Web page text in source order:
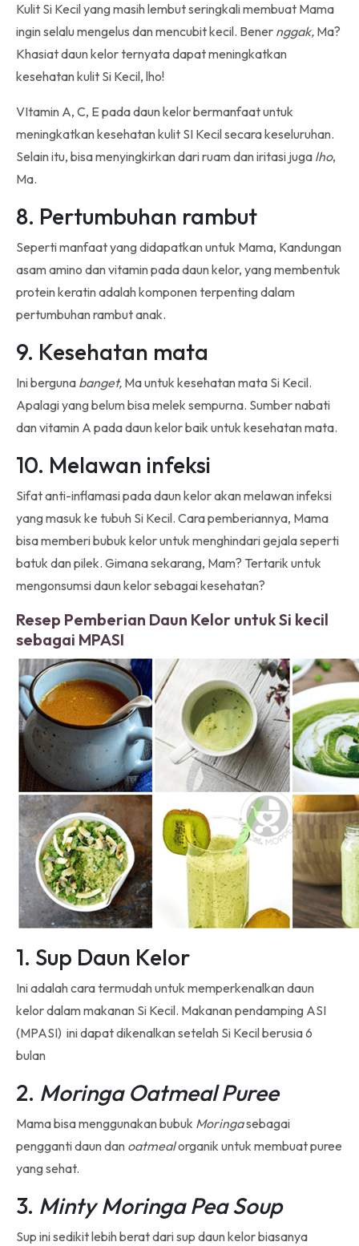
Kulit Si Kecil yang masih lembut seringkali membuat Mama
ingin selalu mengelus dan mencubit kecil. Bener nggak, Ma?
Khasiat daun kelor ternyata dapat meningkatkan
kesehatan kulit Si Kecil, lho!
VItamin A, C, E pada daun kelor bermanfaat untuk
meningkatkan kesehatan kulit SI Kecil secara keseluruhan.
Selain itu, bisa menyingkirkan dari ruam dan iritasi juga lho,
Ma.
8. Pertumbuhan rambut
Seperti manfaat yang didapatkan untuk Mama, Kandungan
asam amino dan vitamin pada daun kelor, yang membentuk
protein keratin adalah komponen terpenting dalam
pertumbuhan rambut anak.
9. Kesehatan mata
Ini berguna banget, Ma untuk kesehatan mata Si Kecil.
Apalagi yang belum bisa melek sempurna. Sumber nabati
dan vitamin A pada daun kelor baik untuk kesehatan mata.
10. Melawan infeksi
Sifat anti-inflamasi pada daun kelor akan melawan infeksi
yang masuk ke tubuh Si Kecil. Cara pemberiannya, Mama
bisa memberi bubuk kelor untuk menghindari gejala seperti
batuk dan pilek. Gimana sekarang, Mam? Tertarik untuk
mengonsumsi daun kelor sebagai kesehatan?
Resep Pemberian Daun Kelor untuk Si kecil
sebagai MPASI
1. Sup Daun Kelor
Ini adalah cara termudah untuk memperkenalkan daun
kelor dalam makanan Si Kecil. Makanan pendamping ASI
(MPASI) ini dapat dikenalkan setelah Si Kecil berusia 6
bulan
2. Moringa Oatmeal Puree
Mama bisa menggunakan bubuk Moringasebagai
pengganti daun dan oatmealorganik untuk membuat puree
yang sehat.
3. Minty Moringa Pea Soup
Sup ini sedikit lebih berat dari sup daun kelor biasanya